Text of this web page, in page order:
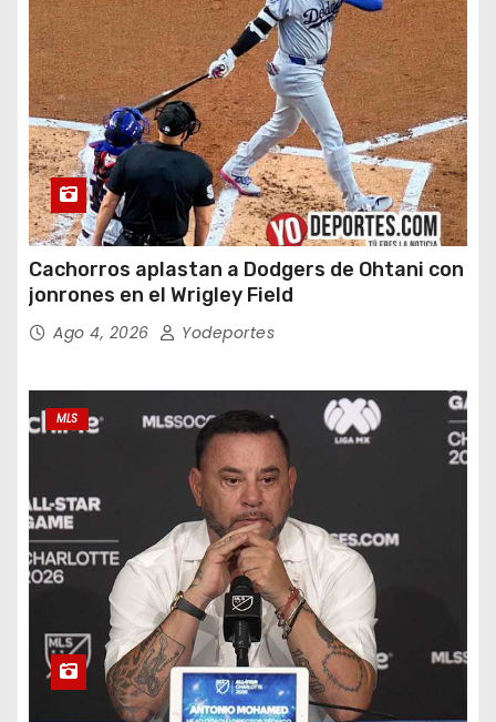
Cachorros aplastan a Dodgers de Ohtani con
jonrones en el Wrigley Field
Ago 4, 2026 Yodeportes
MLS